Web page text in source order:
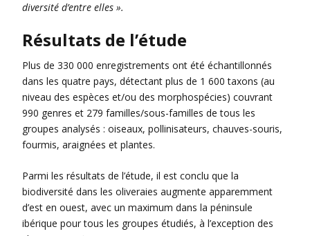
diversité d’entre elles ».
Résultats de l’étude
Plus de 330 000 enregistrements ont été échantillonnés
dans les quatre pays, détectant plus de 1 600 taxons (au
niveau des espèces et/ou des morphospécies) couvrant
990 genres et 279 familles/sous-familles de tous les
groupes analysés : oiseaux, pollinisateurs, chauves-souris,
fourmis, araignées et plantes.
Parmi les résultats de l’étude, il est conclu que la
biodiversité dans les oliveraies augmente apparemment
d’est en ouest, avec un maximum dans la péninsule
ibérique pour tous les groupes étudiés, à l’exception des